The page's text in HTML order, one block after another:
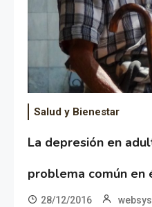
Salud y Bienestar
La depresión en
problema común en
28/12/2016 websys